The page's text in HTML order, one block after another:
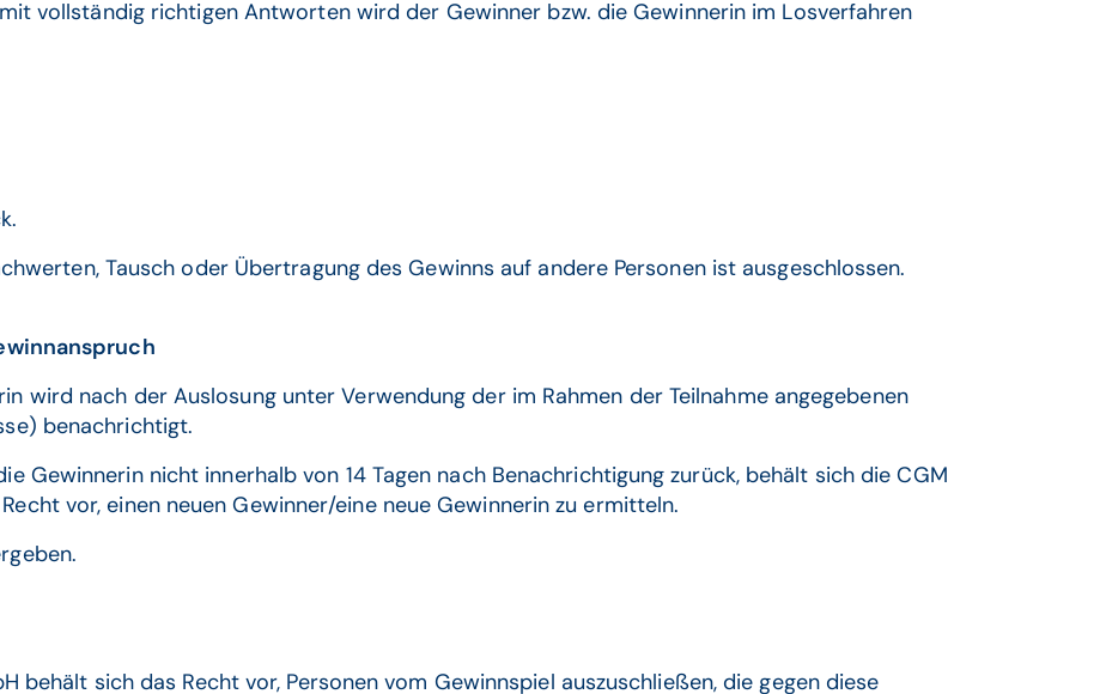
vollständig richtigen Antworten wird der Gewinner bzw. die Gewinnerin im Losverfahren
Tausch oder Übertragung des Gewinns auf andere Personen ist ausgeschlossen.
wird nach der Auslosung unter Verwendung der im Rahmen der Teilnahme angegebenen
benachrichtigt.
Gewinnerin nicht innerhalb von 14 Tagen nach Benachrichtigung zurück, behält sich die CGM
vor, einen neuen Gewinner/eine neue Gewinnerin zu ermitteln.
sich das Recht vor, Personen vom Gewinnspiel auszuschließen, die gegen diese